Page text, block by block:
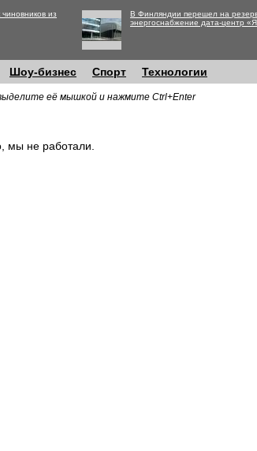
из
В Финляндии перешел на
энергоснабжение дата-центр
Шоу-бизнес Спорт Технологии
её мышкой и нажмите Ctrl+Enter
мы не работали.